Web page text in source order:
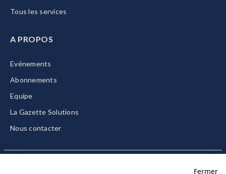
Tous les services
A PROPOS
Evénements
Abonnements
Equipe
La Gazette Solutions
Nous contacter
Fermer